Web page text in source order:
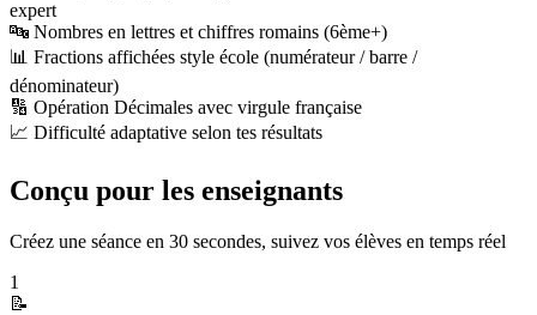
expert
🔤 Nombres en lettres et chiffres romains (6ème+)
📊 Fractions affichées style école (numérateur / barre /
dénominateur)
🔢 Opération Décimales avec virgule française
📈 Difficulté adaptative selon tes résultats
Conçu pour les enseignants
Créez une séance en 30 secondes, suivez vos élèves en temps réel
1
📝